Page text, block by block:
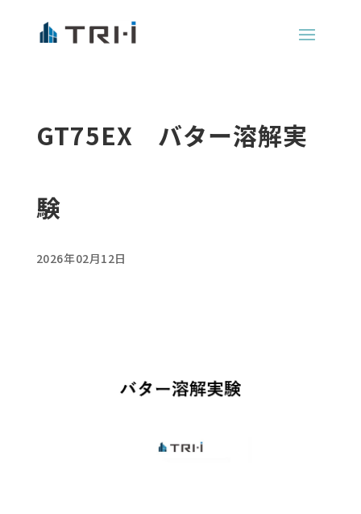
GT75EX バター溶解実
験
2026年02月12日